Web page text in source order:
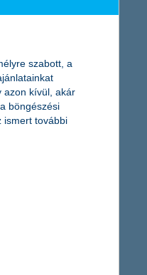
szabott, a
azon kívül, akár
böngészési
ismert további